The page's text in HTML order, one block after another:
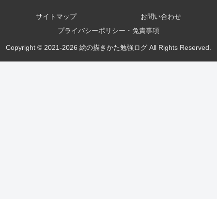
サイトマップ
お問い合わせ
プライバシーポリシー・免責事項
Copyright © 2021-2026 絵の描きかた勉強ログ All Rights Reserved.